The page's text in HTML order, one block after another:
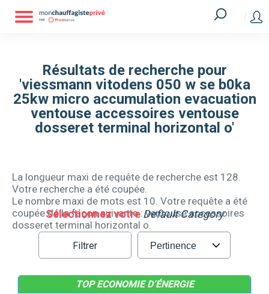
Résultats de recherche pour
'viessmann vitodens 050 w se b0ka
25kw micro accumulation evacuation
ventouse accessoires ventouse
dosseret terminal horizontal o'
La longueur maxi de requête de recherche est 128.
Votre recherche a été coupée.
Le nombre maxi de mots est 10. Votre requête a été
coupée de la façon suivante : ventouse accessoires
dosseret terminal horizontal o.
Sélectionnez votreDefault Category
Filtrer
TOP ECONOMIE D’ÉNERGIE